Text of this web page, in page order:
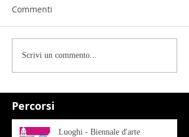
Percorsi
Commenti
Scrivi un commento...
Luoghi - Biennale d'arte